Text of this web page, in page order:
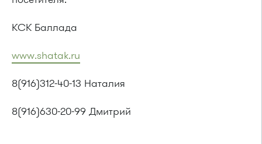
КСК Баллада
www.shatak.ru
8(916)312-40-13 Наталия
8(916)630-20-99 Дмитрий